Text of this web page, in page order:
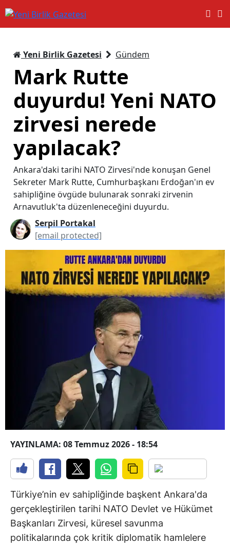
Yeni Birlik Gazetesi Gündem
Mark Rutte
duyurdu! Yeni NATO
zirvesi nerede
yapılacak?
Ankara'daki tarihi NATO Zirvesi'nde konuşan Genel
Sekreter Mark Rutte, Cumhurbaşkanı Erdoğan'ın ev
sahipliğine övgüde bulunarak sonraki zirvenin
Arnavutluk'ta düzenleneceğini duyurdu.
Serpil Portakal
[email protected]
YAYINLAMA: 08 Temmuz 2026 - 18:54
Türkiye’nin ev sahipliğinde başkent Ankara'da
gerçekleştirilen tarihi NATO Devlet ve Hükümet
Başkanları Zirvesi, küresel savunma
politikalarında çok kritik diplomatik hamlelere